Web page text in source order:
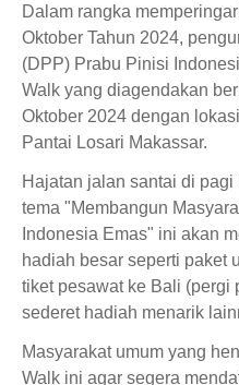
Dalam rangka
Oktober Tahun 2024,
(DPP) Prabu Pinisi
Walk yang diagendakan
Oktober 2024 dengan
Pantai Losari Makassar.
Hajatan jalan santai di
tema "Membangun
Indonesia Emas" ini akan
hadiah besar seperti paket
tiket pesawat ke Bali (pergi
sederet hadiah menarik
Masyarakat umum yang
Walk ini agar segera